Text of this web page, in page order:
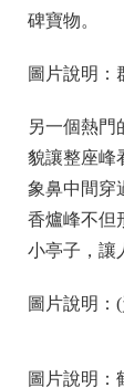
碑寶物。
圖片說明：
另一個熱門
貌讓整座峰
象鼻中間穿
香爐峰不但
小亭子，讓
圖片說明：
圖片說明：